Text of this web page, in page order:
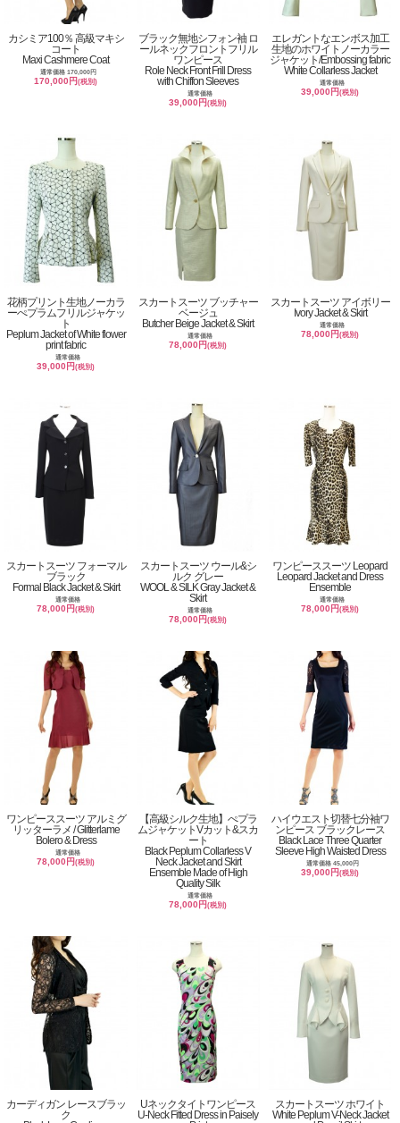
カシミア100％ 高級マキシ
コート
Maxi Cashmere Coat
通常価格 170,000円
170,000円(税別)
ブラック無地シフォン袖 ロ
ールネックフロントフリル
ワンピース
Role Neck Front Frill Dress
with Chiffon Sleeves
通常価格
39,000円(税別)
エレガントなエンボス加工
生地のホワイトノーカラー
ジャケット/Embossing fabric
White Collarless Jacket
通常価格
39,000円(税別)
花柄プリント生地ノーカラ
ーぺプラムフリルジャケッ
ト
Peplum Jacket of White flower
print fabric
通常価格
39,000円(税別)
スカートスーツ ブッチャー
ベージュ
Butcher Beige Jacket & Skirt
通常価格
78,000円(税別)
スカートスーツ アイボリー
Ivory Jacket & Skirt
通常価格
78,000円(税別)
スカートスーツ フォーマル
ブラック
Formal Black Jacket & Skirt
通常価格
78,000円(税別)
スカートスーツ ウール&シ
ルク グレー
WOOL & SILK Gray Jacket &
Skirt
通常価格
78,000円(税別)
ワンピーススーツ Leopard
Leopard Jacket and Dress
Ensemble
通常価格
78,000円(税別)
ワンピーススーツ アルミグ
リッターラメ / Glitterlame
Bolero & Dress
通常価格
78,000円(税別)
【高級シルク生地】ぺプラ
ムジャケットVカット&スカ
ート
Black Peplum Collarless V
Neck Jacket and Skirt
Ensemble Made of High
Quality Silk
通常価格
78,000円(税別)
ハイウエスト切替七分袖ワ
ンピース ブラックレース
Black Lace Three Quarter
Sleeve High Waisted Dress
通常価格 45,000円
39,000円(税別)
カーディガン レースブラッ
ク
Uネックタイトワンピース
U-Neck Fitted Dress in Paisely
スカートスーツ ホワイト
White Peplum V-Neck Jacket